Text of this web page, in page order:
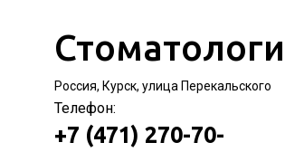
Россия, Курск, улица Перекальского
Телефон:
+7 (471) 270-70-